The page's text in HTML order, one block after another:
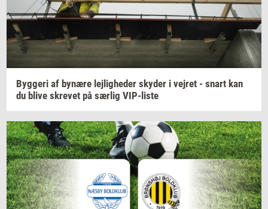
Byg­ge­ri af by­næ­re lej­lig­he­der sky­der i vej­ret - snart kan
du blive skre­vet på sær­lig VIP-​liste